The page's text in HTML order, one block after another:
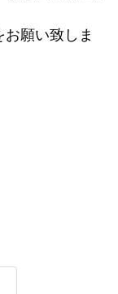
お願い致しま